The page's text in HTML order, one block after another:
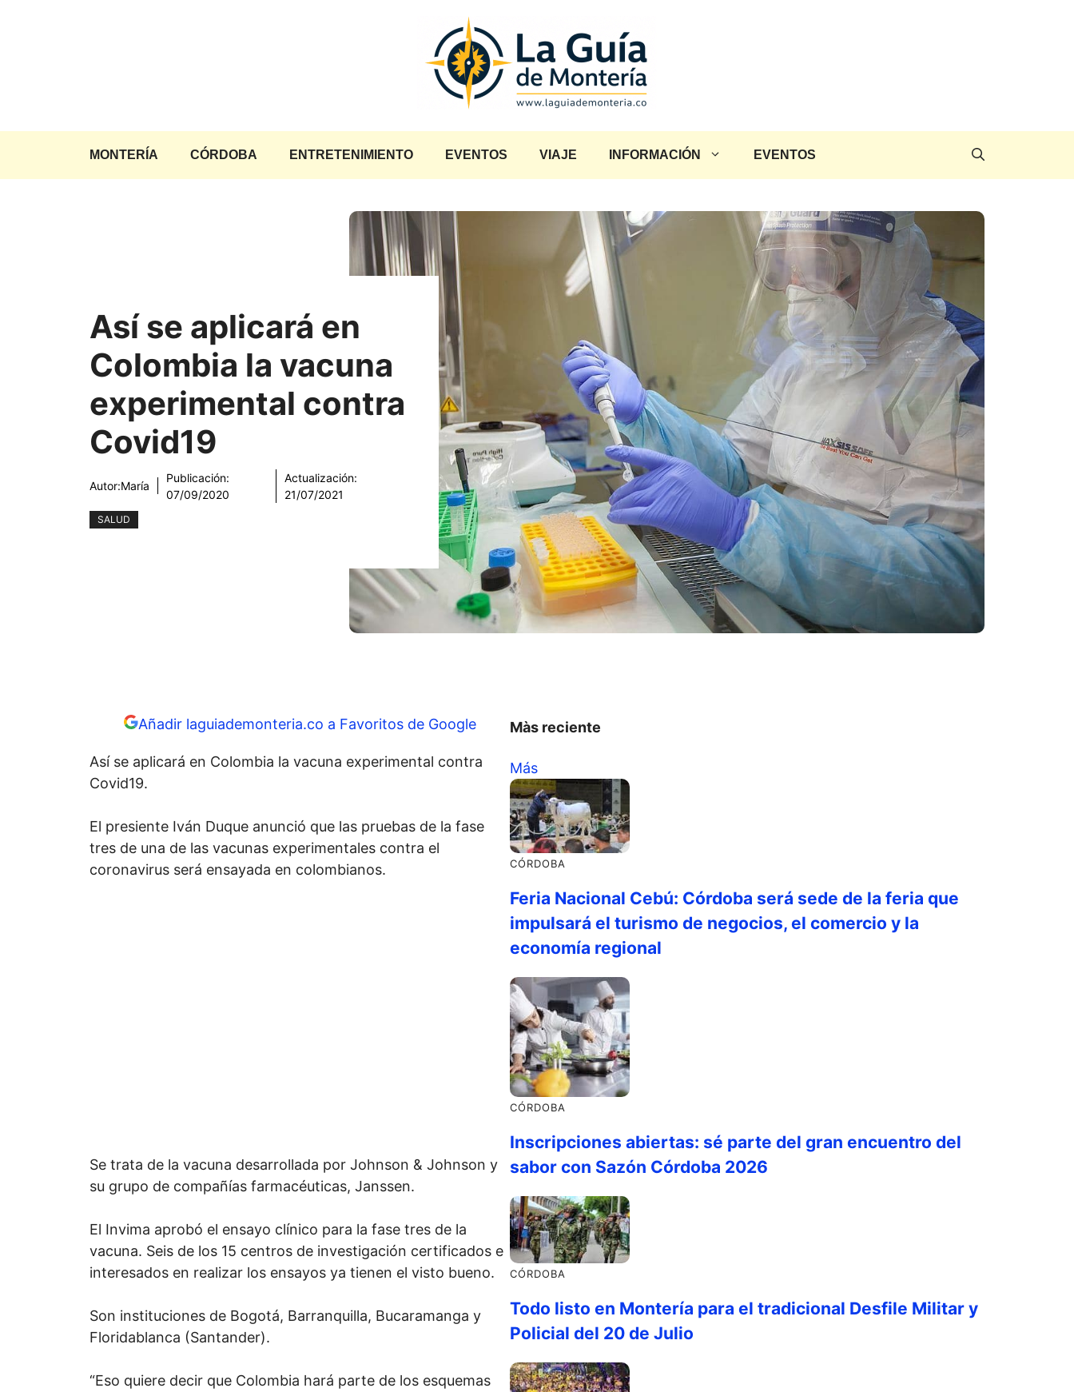
MONTERÍA CÓRDOBA ENTRETENIMIENTO EVENTOS VIAJE INFORMACIÓN EVENTOS
Así se aplicará en
Colombia la vacuna
experimental contra
Covid19
Autor:María
Publicación:
07/09/2020
Actualización:
21/07/2021
SALUD
Añadir laguiademonteria.co a Favoritos de Google
Así se aplicará en Colombia la vacuna experimental contra
Covid19.
El presiente Iván Duque anunció que las pruebas de la fase
tres de una de las vacunas experimentales contra el
coronavirus será ensayada en colombianos.
Se trata de la vacuna desarrollada por Johnson & Johnson y
su grupo de compañías farmacéuticas, Janssen.
El Invima aprobó el ensayo clínico para la fase tres de la
vacuna. Seis de los 15 centros de investigación certificados e
interesados en realizar los ensayos ya tienen el visto bueno.
Son instituciones de Bogotá, Barranquilla, Bucaramanga y
Floridablanca (Santander).
“Eso quiere decir que Colombia hará parte de los esquemas
Màs reciente
Más
CÓRDOBA
Feria Nacional Cebú: Córdoba será sede de la feria que
impulsará el turismo de negocios, el comercio y la
economía regional
CÓRDOBA
Inscripciones abiertas: sé parte del gran encuentro del
sabor con Sazón Córdoba 2026
CÓRDOBA
Todo listo en Montería para el tradicional Desfile Militar y
Policial del 20 de Julio